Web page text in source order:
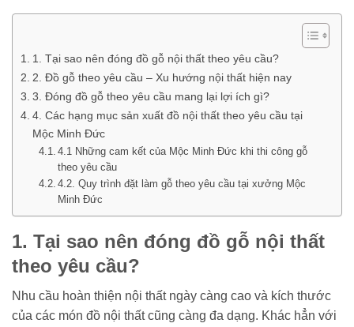
1. Tại sao nên đóng đồ gỗ nội thất theo yêu cầu?
2. Đồ gỗ theo yêu cầu – Xu hướng nội thất hiện nay
3. Đóng đồ gỗ theo yêu cầu mang lại lợi ích gì?
4. Các hạng mục sản xuất đồ nội thất theo yêu cầu tại
Mộc Minh Đức
4.1 Những cam kết của Mộc Minh Đức khi thi công gỗ
theo yêu cầu
4.2. Quy trình đặt làm gỗ theo yêu cầu tại xưởng Mộc
Minh Đức
1. Tại sao nên đóng đồ gỗ nội thất
theo yêu cầu?
Nhu cầu hoàn thiện nội thất ngày càng cao và kích thước
của các món đồ nội thất cũng càng đa dạng. Khác hẳn với